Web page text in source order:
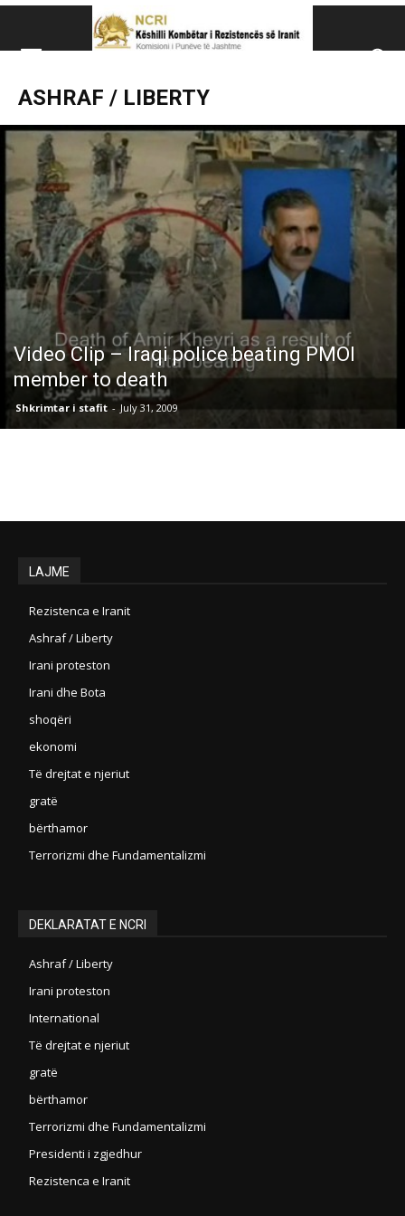
Këshillit Kombëtar të Rezistencës së Iranit (NCRI)
ASHRAF / LIBERTY
Video Clip – Iraqi police beating PMOI
member to death
Shkrimtar i stafit - July 31, 2009
LAJME
Rezistenca e Iranit
Ashraf / Liberty
Irani proteston
Irani dhe Bota
shoqëri
ekonomi
Të drejtat e njeriut
gratë
bërthamor
Terrorizmi dhe Fundamentalizmi
DEKLARATAT E NCRI
Ashraf / Liberty
Irani proteston
International
Të drejtat e njeriut
gratë
bërthamor
Terrorizmi dhe Fundamentalizmi
Presidenti i zgjedhur
Rezistenca e Iranit